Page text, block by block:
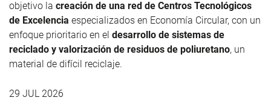
objetivo la creación de una red de Centros Tecnológicos
de Excelencia especializados en Economía Circular, con un
enfoque prioritario en el desarrollo de sistemas de
reciclado y valorización de residuos de poliuretano, un
material de difícil reciclaje.
29 JUL 2026